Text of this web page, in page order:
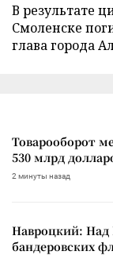
В результате
Смоленске
глава города
Товарооборот
530 млрд
2 минуты назад
Навроцкий:
бандеровских